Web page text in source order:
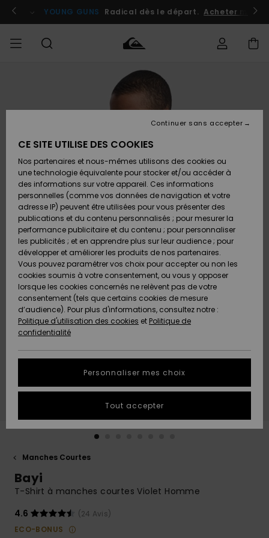
l'information
le
Se connecter / s'inscrire
YOUNG GUNS Radical dès le départ. Acheter
Vêtements
Chaussures
& Tongs
Surf
Snow
Nouveautés
A
Découvrir
Vêtements
Chaussures
& Tongs
Surf
Snow
Nouveautés
A
Découvrir
FEMME
A
Découvrir
Snow
SURF
Shop
Surf
Shop
Enfant
Highlights
Communauté
SNOW
Shop
Snow
Shop
Enfant
Snow
Shop
Femme
A
Découvrir
Communauté
OUTLET
Outlet
Homme
Enfant
Outlet
Femme
AIDE &
CONTACT
Accéder à
commande
Retours
Paiement
Carte
Cadeau
Quiksilver
Freedom
Protection
des
tailles
conversation
obtenir la
à votre
Démarrer
MAGASINS
QUIKSILVER
Manches Courtes
Bayi
T-Shirt à manches courtes Violet Homme
4.6
(24 Avis)
ECO-BONUS
CE SITE UTILISE DES COOKIES
Nos partenaires et nous-mêmes utilisons des cookies ou
une technologie équivalente pour stocker et/ou accéder à
des informations sur votre appareil. Ces informations
personnelles (comme vos données de navigation et votre
adresse IP) peuvent être utilisées pour vous présenter des
publications et du contenu personnalisés ; pour mesurer la
performance publicitaire et du contenu ; pour personnaliser
les publicités ; et en apprendre plus sur leur audience ; pour
développer et améliorer les produits de nos partenaires.
Vous pouvez paramétrer vos choix pour accepter ou non les
cookies soumis à votre consentement, ou vous y opposer
lorsque les cookies concernés ne relèvent pas de votre
consentement (tels que certains cookies de mesure
d’audience). Pour plus d'informations, consultez notre :
Politique d'utilisation des cookies et Politique de
confidentialité
Personnaliser mes choix
Continuer sans accepter
Tout accepter